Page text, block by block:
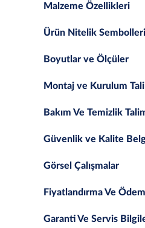
Malzeme Özellikleri
Ürün Nitelik Sembolleri
Boyutlar ve Ölçüler
Montaj ve Kurulum
Bakım Ve Temizlik
Güvenlik ve Kalite
Görsel Çalışmalar
Fiyatlandırma Ve
Garanti Ve Servis